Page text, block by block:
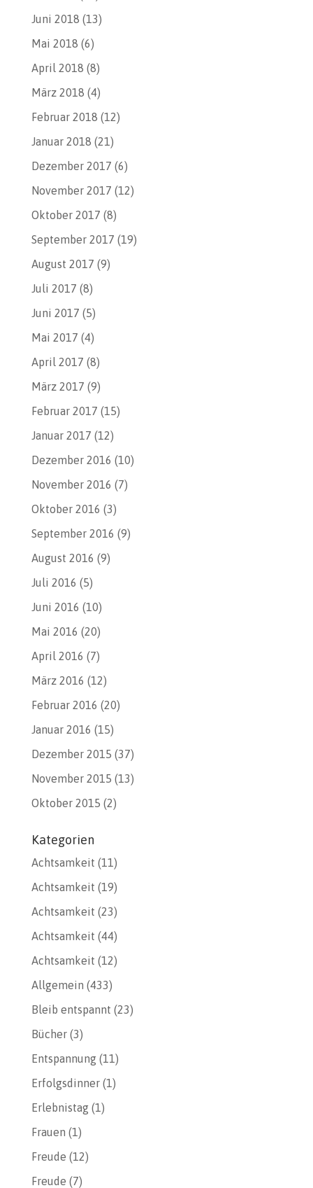
Juni 2018 (13)
Mai 2018 (6)
April 2018 (8)
März 2018 (4)
Februar 2018 (12)
Januar 2018 (21)
Dezember 2017 (6)
November 2017 (12)
Oktober 2017 (8)
September 2017 (19)
August 2017 (9)
Juli 2017 (8)
Juni 2017 (5)
Mai 2017 (4)
April 2017 (8)
März 2017 (9)
Februar 2017 (15)
Januar 2017 (12)
Dezember 2016 (10)
November 2016 (7)
Oktober 2016 (3)
September 2016 (9)
August 2016 (9)
Juli 2016 (5)
Juni 2016 (10)
Mai 2016 (20)
April 2016 (7)
März 2016 (12)
Februar 2016 (20)
Januar 2016 (15)
Dezember 2015 (37)
November 2015 (13)
Oktober 2015 (2)
Kategorien
Achtsamkeit (11)
Achtsamkeit (19)
Achtsamkeit (23)
Achtsamkeit (44)
Achtsamkeit (12)
Allgemein (433)
Bleib entspannt (23)
Bücher(3)
Entspannung(11)
Erfolgsdinner(1)
Erlebnistag(1)
Frauen (1)
Freude (12)
Freude (7)